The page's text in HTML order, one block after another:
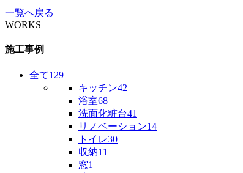
一覧へ戻る
WORKS
施工事例
全て129
キッチン42
浴室68
洗面化粧台41
リノベーション14
トイレ30
収納11
窓1